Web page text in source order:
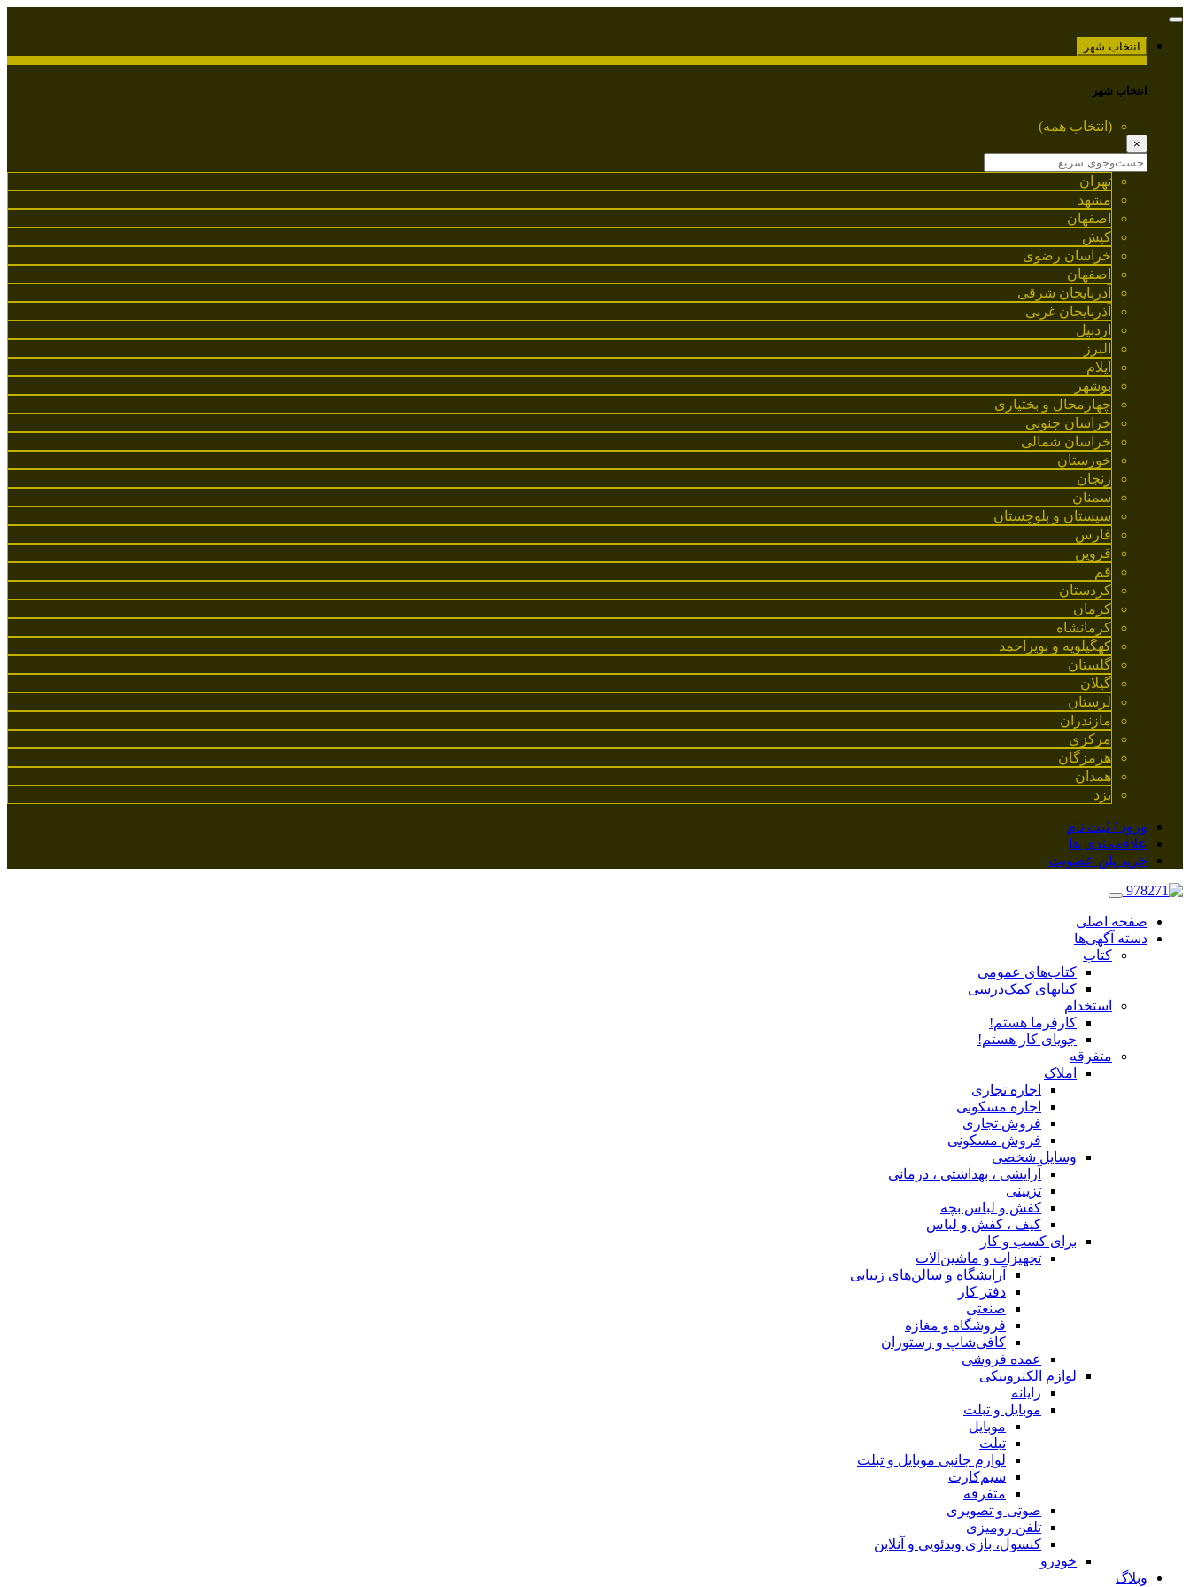
انتخاب شهر
انتخاب شهر
(انتخاب همه)
×
تهران
مشهد
اصفهان
کیش
خراسان رضوی
اصفهان
آذربایجان شرقی
آذربایجان غربی
اردبیل
البرز
ایلام
بوشهر
چهارمحال و بختیاری
خراسان جنوبی
خراسان شمالی
خوزستان
زنجان
سمنان
سیستان و بلوچستان
فارس
قزوین
قم
کردستان
کرمان
کرمانشاه
کهگیلویه و بویراحمد
گلستان
گیلان
لرستان
مازندران
مرکزی
هرمزگان
همدان
یزد
ورود / ثبت نام
علاقه‌مندی ها
خرید پلن عضویت
صفحه اصلی
دسته آگهی‌ها
کتاب
کتاب‌های عمومی
کتابهای کمک‌درسی
استخدام
کارفرما هستم!
جویای کار هستم!
متفرقه
املاک
اجاره تجاری
اجاره مسکونی
فروش تجاری
فروش مسکونی
وسایل شخصی
آرایشی ، بهداشتی ، درمانی
تزیینی
کفش و لباس بچه
کیف ، کفش و لباس
برای کسب و کار
تجهیزات و ماشین‌آلات
آرایشگاه و سالن‌های زیبایی
دفتر کار
صنعتی
فروشگاه و مغازه
کافی‌شاپ و رستوران
عمده فروشی
لوازم الکترونیکی
رایانه
موبایل و تبلت
موبایل
تبلت
لوازم جانبی موبایل و تبلت
سیم‌کارت
متفرقه
صوتی و تصویری
تلفن رومیزی
کنسول، بازی‌ ویدئویی و آنلاین
خودرو
وبلاگ